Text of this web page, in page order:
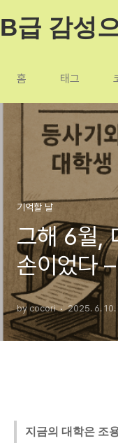
B급 감성
홈 태그
기억할 날
그해 6월,
손이었다
저항의 용기
by cocori 2025. 6. 10.
지금의 대학은 조